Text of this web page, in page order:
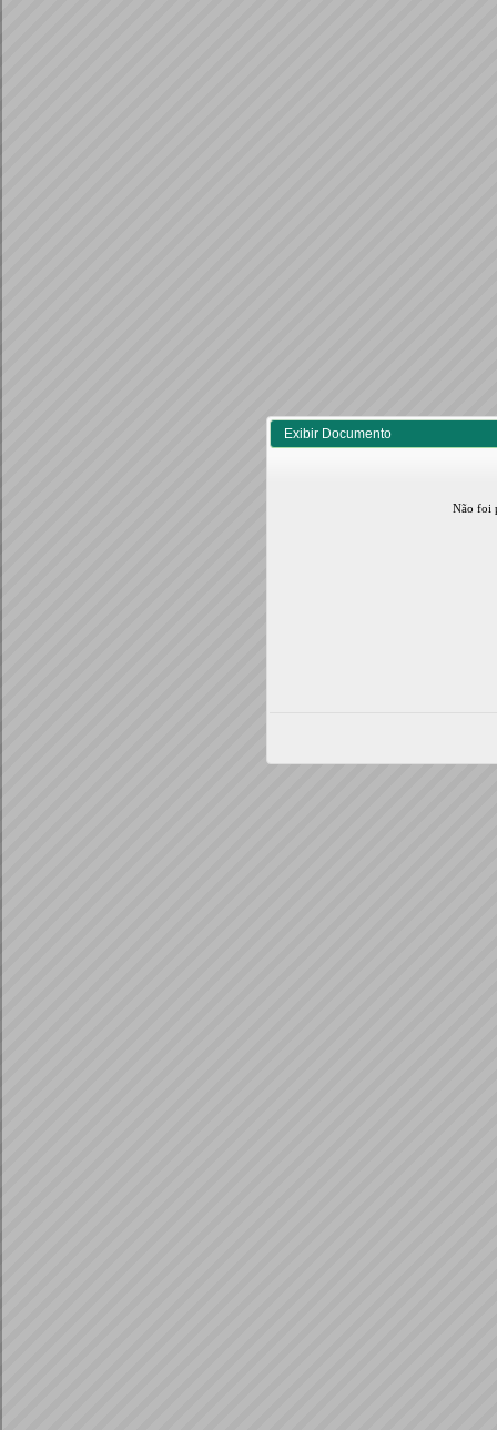
Exibir Documento
Não foi